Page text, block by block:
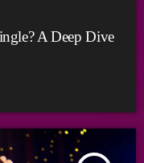
A Deep Dive